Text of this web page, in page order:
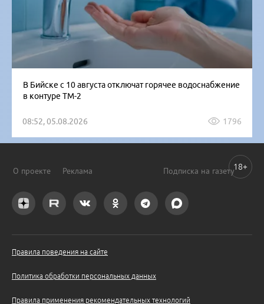
В Бийске с 10 августа отключат горячее водоснабжение
в контуре ТМ-2
08:52, 05.08.2026 1796
О проекте Реклама Подписка на газету
Правила поведения на сайте
Политика обработки персональных данных
Правила применения рекомендательных технологий
18+